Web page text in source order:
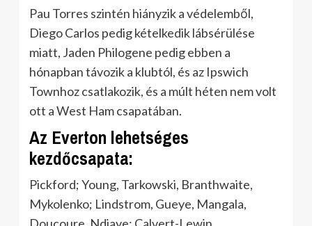
Pau Torres szintén hiányzik a védelemből,
Diego Carlos pedig kételkedik lábsérülése
miatt, Jaden Philogene pedig ebben a
hónapban távozik a klubtól, és az Ipswich
Townhoz csatlakozik, és a múlt héten nem volt
ott a West Ham csapatában.
Az Everton lehetséges
kezdőcsapata:
Pickford; Young, Tarkowski, Branthwaite,
Mykolenko; Lindstrom, Gueye, Mangala,